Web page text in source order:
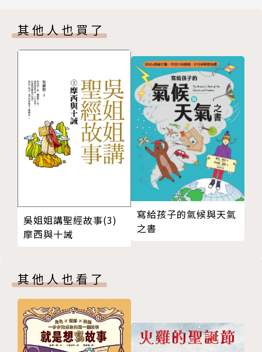
● 故事溫馨逗趣，啟發孩子的「想像力」，認識不同
地點可能會出現的各種妖魔妖怪！
● 啟發孩子面對恐懼的「超能力」，用強大的幽默感
扭轉害怕的念頭！
● 傳達「品格教育」的重要性，只要孩子心存善念，
不違反常規，遇到小妖怪也不用害怕喔！
【日本的小妖怪系列】持續出沒中~~~
【小妖怪系列01】海洋裡的小妖怪
【小妖怪系列03】城市裡的小妖怪1
【小妖怪系列04】校園裡的小妖怪1
【小妖怪系列07】校園裡的小妖怪2：一日轉學生
【小妖怪系列09】公園裡的小妖怪1：隱形尿尿小童
【小妖怪系列10】校園裡的小妖怪4：被拋棄的書包
【小妖怪系列11】家裡的小妖怪1
其他人也買了
吳姐姐講聖經故事(3)
摩西與十誡
寫給孩子的氣候與天氣
之書
其他人也看了